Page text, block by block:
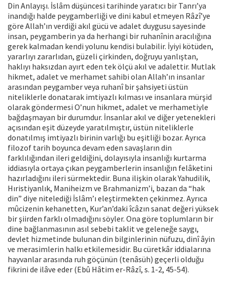
Din Anlayışı. İslâm düşüncesi tarihinde yaratıcı bir Tanrı’ya
inandığı halde peygamberliği ve dini kabul etmeyen Râzî’ye
göre Allah’ın verdiği akıl gücü ve adalet duygusu sayesinde
insan, peygamberin ya da herhangi bir ruhanînin aracılığına
gerek kalmadan kendi yolunu kendisi bulabilir. İyiyi kötüden,
yararlıyı zararlıdan, güzeli çirkinden, doğruyu yanlıştan,
haklıyı haksızdan ayırt eden tek ölçü akıl ve adalettir. Mutlak
hikmet, adalet ve merhamet sahibi olan Allah’ın insanlar
arasından peygamber veya ruhanî bir şahsiyeti üstün
niteliklerle donatarak imtiyazlı kılması ve insanlara mürşid
olarak göndermesi O’nun hikmet, adalet ve merhametiyle
bağdaşmayan bir durumdur. İnsanlar akıl ve diğer yetenekleri
açısından eşit düzeyde yaratılmıştır, üstün niteliklerle
donatılmış imtiyazlı birinin varlığı bu eşitliği bozar. Ayrıca
filozof tarih boyunca devam eden savaşların din
farklılığından ileri geldiğini, dolayısıyla insanlığı kurtarma
iddiasıyla ortaya çıkan peygamberlerin insanlığın felâketini
hazırladığını ileri sürmektedir. Buna ilişkin olarak Yahudilik,
Hıristiyanlık, Maniheizm ve Brahmanizm’i, bazan da “hak
din” diye nitelediği İslâm’ı eleştirmekten çekinmez. Ayrıca
mûcizenin kehanetten, Kur’an’daki îcâzın sanat değeri yüksek
bir şiirden farklı olmadığını söyler. Ona göre toplumların bir
dine bağlanmasının asıl sebebi taklit ve geleneğe saygı,
devlet hizmetinde bulunan din bilginlerinin nüfuzu, dinî âyin
ve merasimlerin halkı etkilemesidir. Bu cüretkâr iddialarına
hayvanlar arasında ruh göçünün (tenâsüh) geçerli olduğu
fikrini de ilâve eder (Ebû Hâtim er-Râzî, s. 1-2, 45-54).